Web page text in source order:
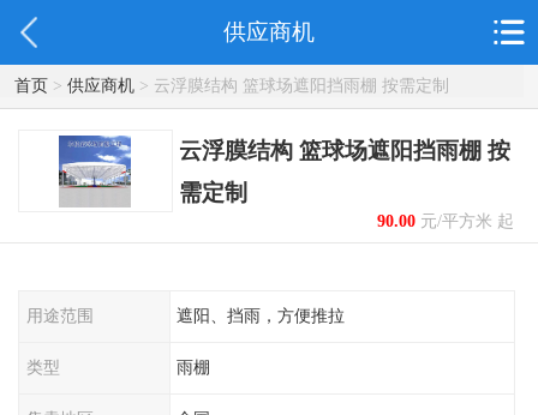
供应商机
首页> 供应商机> 云浮膜结构 篮球场遮阳挡雨棚 按需定制
云浮膜结构 篮球场遮阳挡雨棚 按
需定制
90.00元/平方米 起
用途范围 遮阳、挡雨，方便推拉
类型 雨棚